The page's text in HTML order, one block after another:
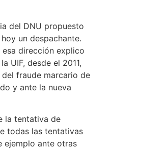
del DNU propuesto
un despachante.
dirección explico
UIF, desde el 2011,
fraude marcario de
y ante la nueva
la tentativa de
todas las tentativas
ejemplo ante otras